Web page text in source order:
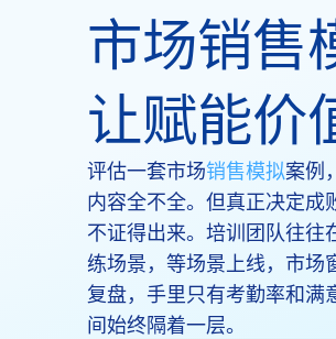
市场销售
让赋能价
评估一套市场销售模拟案例
内容全不全。但真正决定成
不证得出来。培训团队往往
练场景，等场景上线，市场
复盘，手里只有考勤率和满
间始终隔着一层。